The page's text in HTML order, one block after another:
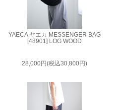
YAECA ヤエカ MESSENGER BAG
[48901] LOG WOOD
28,000円(税込30,800円)